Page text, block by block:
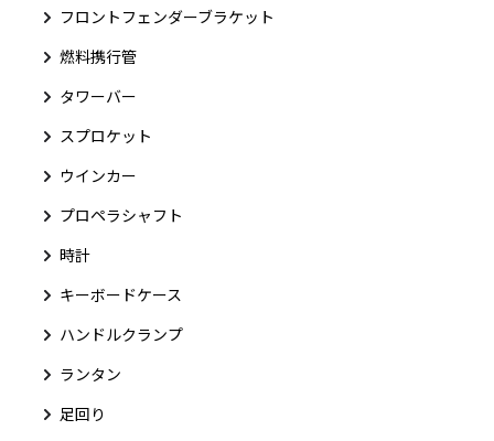
フロントフェンダーブラケット
燃料携行管
タワーバー
スプロケット
ウインカー
プロペラシャフト
時計
キーボードケース
ハンドルクランプ
ランタン
足回り